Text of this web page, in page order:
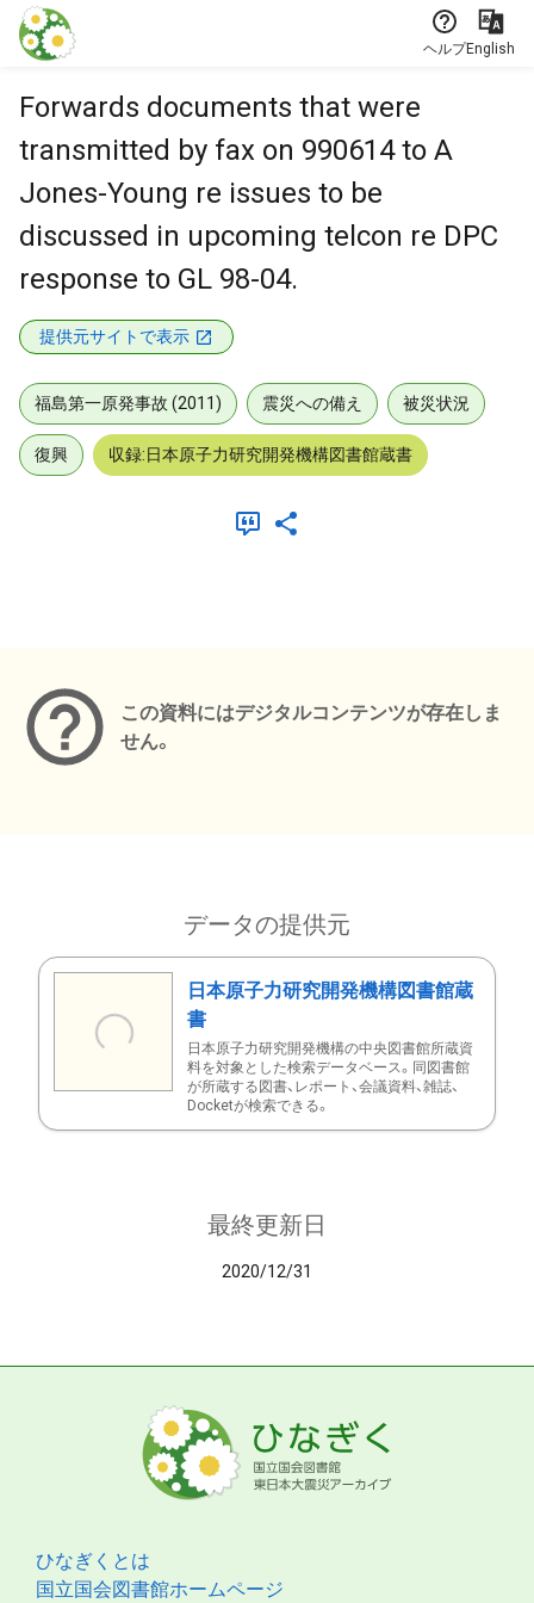
本文に飛ぶ
ヘルプEnglish
Forwards documents that were
transmitted by fax on 990614 to A
Jones-Young re issues to be
discussed in upcoming telcon re DPC
response to GL 98-04.
提供元サイトで表示
福島第一原発事故 (2011) 震災への備え 被災状況
復興 収録:日本原子力研究開発機構図書館蔵書
この資料にはデジタルコンテンツが存在しま
せん。
データの提供元
日本原子力研究開発機構図書館蔵
書
日本原子力研究開発機構の中央図書館所蔵資
料を対象とした検索データベース。同図書館
が所蔵する図書、レポート、会議資料、雑誌、
Docketが検索できる。
最終更新日
2020/12/31
ひなぎくとは
国立国会図書館ホームページ